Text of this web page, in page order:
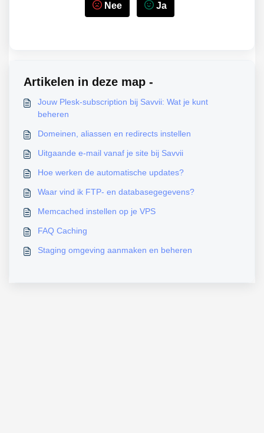
Nee Ja
Artikelen in deze map -
Jouw Plesk-subscription bij Savvii: Wat je kunt
beheren
Domeinen, aliassen en redirects instellen
Uitgaande e-mail vanaf je site bij Savvii
Hoe werken de automatische updates?
Waar vind ik FTP- en databasegegevens?
Memcached instellen op je VPS
FAQ Caching
Staging omgeving aanmaken en beheren